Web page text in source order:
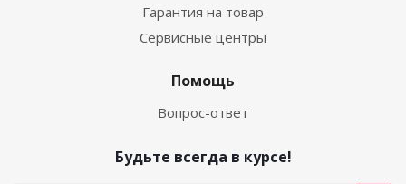
Гарантия на товар
Сервисные центры
Помощь
Вопрос-ответ
Будьте всегда в курсе!